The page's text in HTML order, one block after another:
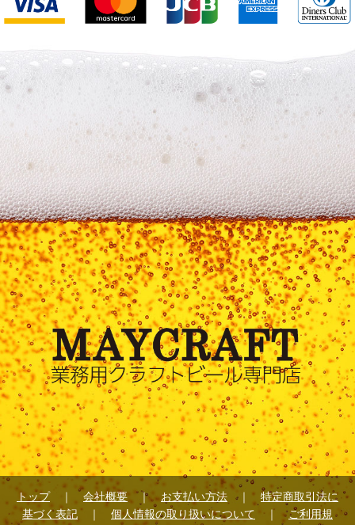
トップ｜ 会社概要 ｜お支払い方法 ｜ 特定商取引法に
基づく表記 ｜ 個人情報の取り扱いについて ｜ご利用規